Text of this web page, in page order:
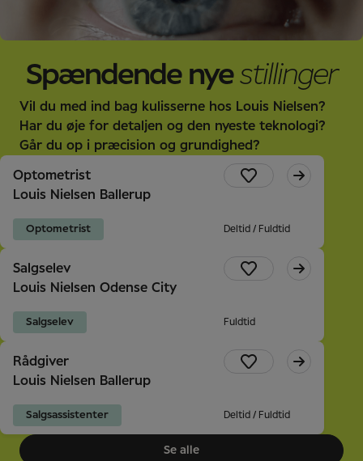
Spændende nyestillinger
Vil du med ind bag kulisserne hos Louis Nielsen?
Har du øje for detaljen og den nyeste teknologi?
Går du op i præcision og grundighed?
Optometrist
Louis Nielsen Ballerup
Deltid / Fuldtid
Optometrist
Salgselev
Louis Nielsen Odense City
Fuldtid
Salgselev
Rådgiver
Louis Nielsen Ballerup
Deltid / Fuldtid
Salgsassistenter
Se alle